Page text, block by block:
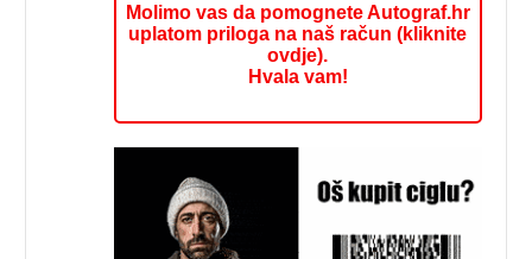
Molimo vas da pomognete Autograf.hr
uplatom priloga na naš račun (kliknite
ovdje).
Hvala vam!